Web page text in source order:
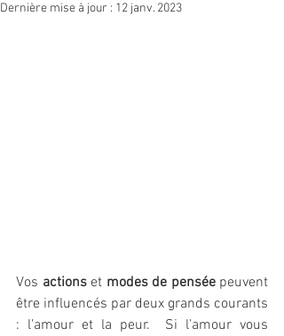
Dernière mise à jour : 12 janv. 2023
Vos actions et modes de pensée peuvent
être influencés par deux grands courants
: l’amour et la peur.  Si l’amour vous